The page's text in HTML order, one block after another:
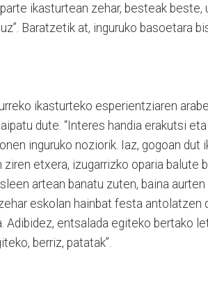
ikasturtean zehar, besteak beste,
Baratzetik at, inguruko basoetara
ikasturteko esperientziaren
dute. “Interes handia erakutsi
inguruko noziorik. Iaz, gogoan dut
etxera, izugarrizko oparia balute
artean banatu zuten, baina
eskolan hainbat festa antolatzen
Adibidez, entsalada egiteko bertako
berriz, patatak”.